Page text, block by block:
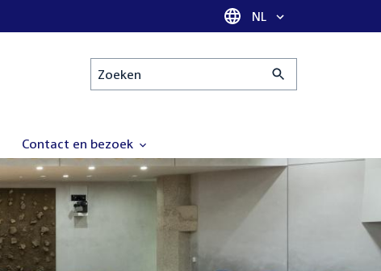
Taal selectie
NL
Zoeken
Contact en bezoek